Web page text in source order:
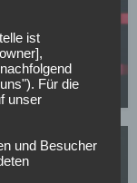
soll bereits
ist
Für die
unser
und Besucher